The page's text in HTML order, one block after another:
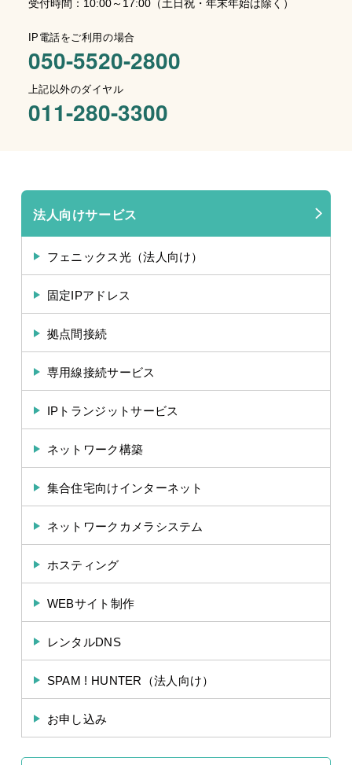
受付時間：10:00～17:00（土日祝・年末年始は除く）
IP電話をご利用の場合
050-5520-2800
上記以外のダイヤル
011-280-3300
法人向けサービス
フェニックス光（法人向け）
固定IPアドレス
拠点間接続
専用線接続サービス
IPトランジットサービス
ネットワーク構築
集合住宅向けインターネット
ネットワークカメラシステム
ホスティング
WEBサイト制作
レンタルDNS
SPAM ! HUNTER（法人向け）
お申し込み